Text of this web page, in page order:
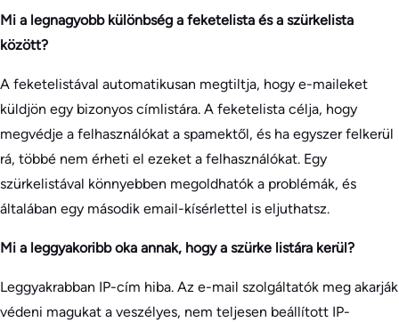
Mi a legnagyobb különbség a feketelista és a szürkelista
között?
A feketelistával automatikusan megtiltja, hogy e-maileket
küldjön egy bizonyos címlistára. A feketelista célja, hogy
megvédje a felhasználókat a spamektől, és ha egyszer felkerül
rá, többé nem érheti el ezeket a felhasználókat. Egy
szürkelistával könnyebben megoldhatók a problémák, és
általában egy második email-kísérlettel is eljuthatsz.
Mi a leggyakoribb oka annak, hogy a szürke listára kerül?
Leggyakrabban IP-cím hiba. Az e-mail szolgáltatók meg akarják
védeni magukat a veszélyes, nem teljesen beállított IP-